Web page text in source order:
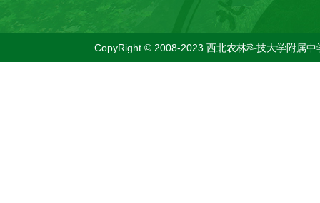
CopyRight © 2008-2023 西北农林科技大